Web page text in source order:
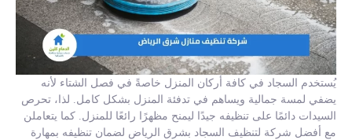
يُستخدم السجاد في كافة أركان المنزل خاصةً في فصل الشتاء لأنه
يضفي لمسة جمالية ويساهم في تدفئة المنزل بشكل كامل. لذا، تحرص
السيدات دائمًا على تنظيفه جيدًا ليمنح مظهرًا رائعًا للمنزل. كما يتعاملن
مع أفضل شركة لتنظيف السجاد بشرق الرياض لضمان تنظيفه بمهارة